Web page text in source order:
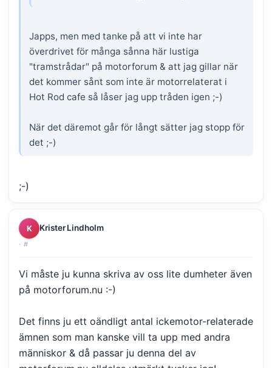
Japps, men med tanke på att vi inte har
överdrivet för många sånna här lustiga
"tramstrådar" på motorforum & att jag gillar när
det kommer sånt som inte är motorrelaterat i
Hot Rod cafe så låser jag upp tråden igen ;-)
När det däremot går för långt sätter jag stopp för
det ;-)
;-)
K Krister Lindholm
· #
Vi måste ju kunna skriva av oss lite dumheter även
på motorforum.nu :-)
Det finns ju ett oändligt antal ickemotor-relaterade
ämnen som man kanske vill ta upp med andra
människor & då passar ju denna del av